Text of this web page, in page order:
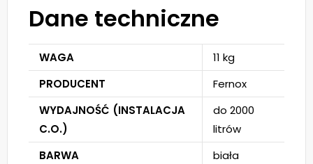
Dane techniczne
WAGA
11 kg
PRODUCENT
Fernox
WYDAJNOŚĆ (INSTALACJA
C.O.)
do 2000
litrów
BARWA
biała